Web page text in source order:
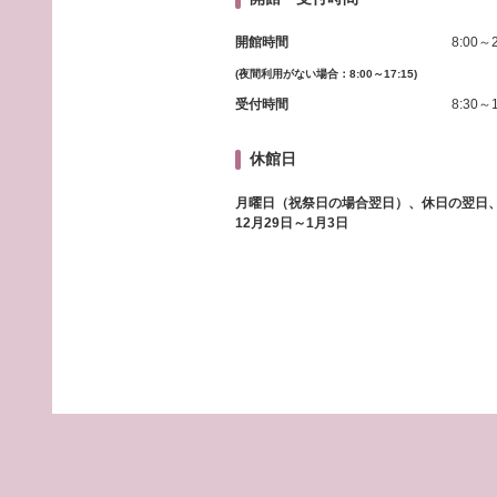
開館時間 8:00～
(夜間利用がない場合：8:00～17:15)
受付時間 8:30～
休館日
月曜日（祝祭日の場合翌日）、休日の翌日、
12月29日～1月3日